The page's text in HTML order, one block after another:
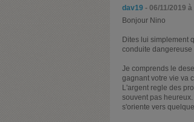
dav19 - 06/11/2019 à
Bonjour Nino
Dites lui simplement
conduite dangereuse
Je comprends le
gagnant votre vie va
L'argent regle des
souvent pas
s'oriente vers